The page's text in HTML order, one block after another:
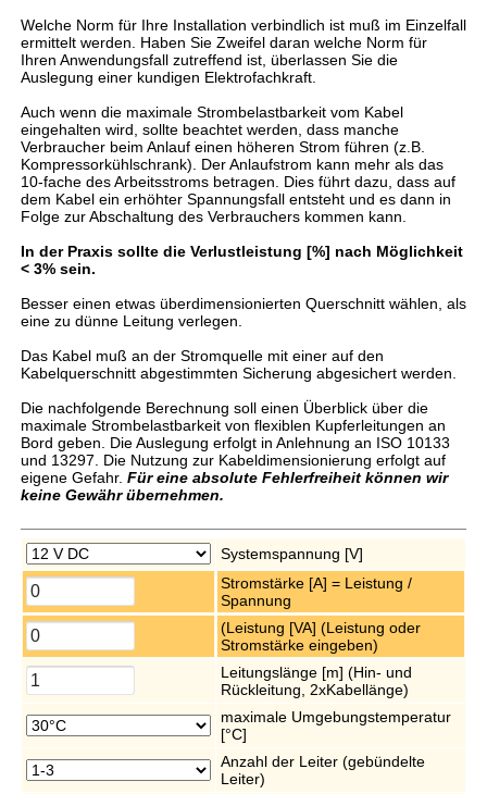
Welche Norm für Ihre Installation verbindlich ist muß im Einzelfall
ermittelt werden. Haben Sie Zweifel daran welche Norm für
Ihren Anwendungsfall zutreffend ist, überlassen Sie die
Auslegung einer kundigen Elektrofachkraft.
Auch wenn die maximale Strombelastbarkeit vom Kabel
eingehalten wird, sollte beachtet werden, dass manche
Verbraucher beim Anlauf einen höheren Strom führen (z.B.
Kompressorkühlschrank). Der Anlaufstrom kann mehr als das
10-fache des Arbeitsstroms betragen. Dies führt dazu, dass auf
dem Kabel ein erhöhter Spannungsfall entsteht und es dann in
Folge zur Abschaltung des Verbrauchers kommen kann.
In der Praxis sollte die Verlustleistung [%] nach Möglichkeit
< 3% sein.
Besser einen etwas überdimensionierten Querschnitt wählen, als
eine zu dünne Leitung verlegen.
Das Kabel muß an der Stromquelle mit einer auf den
Kabelquerschnitt abgestimmten Sicherung abgesichert werden.
Die nachfolgende Berechnung soll einen Überblick über die
maximale Strombelastbarkeit von flexiblen Kupferleitungen an
Bord geben. Die Auslegung erfolgt in Anlehnung an ISO 10133
und 13297. Die Nutzung zur Kabeldimensionierung erfolgt auf
eigene Gefahr. Für eine absolute Fehlerfreiheit können wir
keine Gewähr übernehmen.
Systemspannung [V]
Stromstärke [A] = Leistung /
Spannung
(Leistung [VA] (Leistung oder
Stromstärke eingeben)
Leitungslänge [m] (Hin- und
Rückleitung, 2xKabellänge)
maximale Umgebungstemperatur
[°C]
Anzahl der Leiter (gebündelte
Leiter)